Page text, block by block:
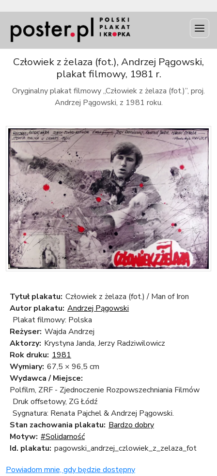
Człowiek z żelaza (fot.), Andrzej Pągowski,
plakat filmowy, 1981 r.
Oryginalny plakat filmowy „Człowiek z żelaza (fot.)”, proj.
Andrzej Pągowski, z 1981 roku.
Tytuł plakatu: Człowiek z żelaza (fot.) / Man of Iron
Autor plakatu: Andrzej Pągowski
Plakat filmowy: Polska
Reżyser: Wajda Andrzej
Aktorzy: Krystyna Janda, Jerzy Radziwilowicz
Rok druku: 1981
Wymiary: 67,5 × 96,5 cm
Wydawca / Miejsce:
Polfilm, ZRF - Zjednoczenie Rozpowszechniania Filmów
Druk offsetowy, ZG Łódź
Sygnatura: Renata Pajchel & Andrzej Pągowski.
Stan zachowania plakatu: Bardzo dobry
Motyw: #Solidarność
Id. plakatu: pagowski_andrzej_czlowiek_z_zelaza_fot
Powiadom mnie, gdy będzie dostępny